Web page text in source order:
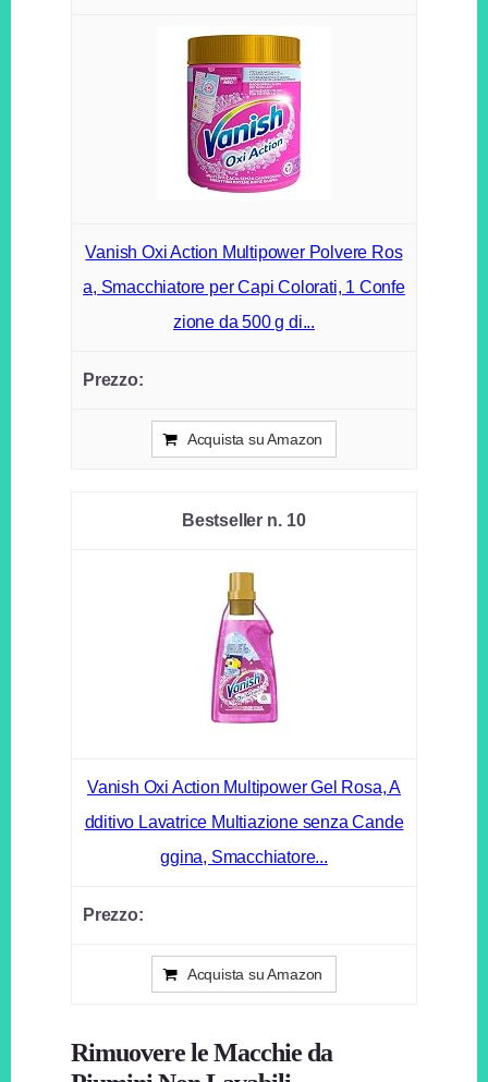
Vanish Oxi Action Multipower Polvere Ros
a, Smacchiatore per Capi Colorati, 1 Confe
zione da 500 g di...
Acquista su Amazon
10
Vanish Oxi Action Multipower Gel Rosa, A
dditivo Lavatrice Multiazione senza Cande
ggina, Smacchiatore...
Acquista su Amazon
Rimuovere le Macchie da